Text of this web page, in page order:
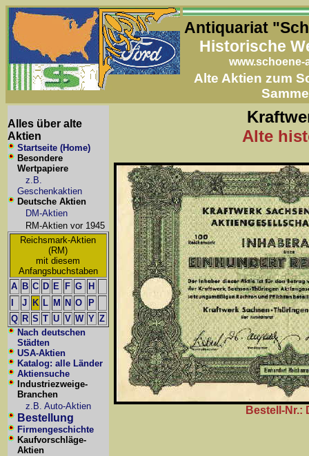
Antiquariat
Historische
www.schoene-
Alte Aktien zum
Alles über alte
Aktien
Startseite (Home)
Besondere
Wertpapiere
z.B.
Geschenkaktien
Deutsche Aktien
DM-Aktien
RM-Aktien vor 1945
Reichsmark-Aktien
(RM)
mit diesem
Anfangsbuchstaben
A B C D E F G
H
J K L M N O
P
Q R S T U V W Y Z
Nach deutschen
Städten
USA-Aktien
Katalog: alle Länder
Aktiensuche
Industriezweige-
Branchen
z.B. Auto-Aktien
Bestellung
Firmengeschichte
Kaufvorschläge-
Aktien
Alte
Bestell-Nr.: